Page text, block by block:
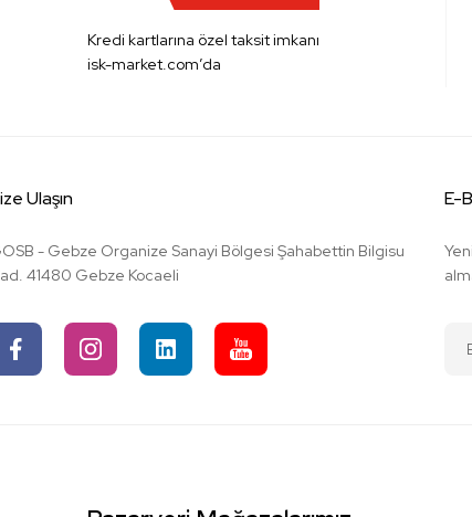
Kredi kartlarına özel taksit imkanı
isk-market.com’da
Ulaşın
- Gebze Organize Sanayi Bölgesi Şahabettin Bilgisu
41480 Gebze Kocaeli
E-